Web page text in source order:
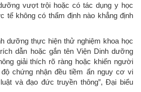
vượt trội hoặc có tác dụng y học
tế không có thẩm định nào khẳng định
dưỡng thực hiện thử nghiệm khoa học
dẫn hoặc gắn tên Viện Dinh dưỡng
giải thích rõ ràng hoặc khiến người
chứng nhận đều tiềm ẩn nguy cơ vi
và đạo đức truyền thông”, Đại biểu